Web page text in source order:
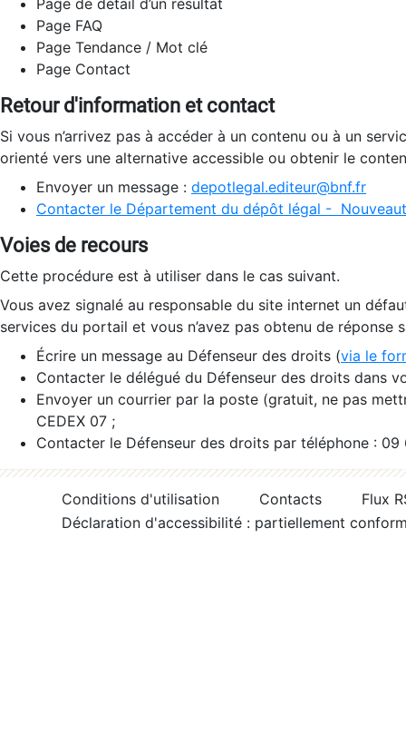
Page de détail d’un résultat
Page FAQ
Page Tendance / Mot clé
Page Contact
Retour d'information et contact
Si vous n’arrivez pas à accéder à un contenu ou à un
orienté vers une alternative accessible ou obtenir le
Envoyer un message : depotlegal.editeur@bnf.fr
Contacter le Département du dépôt légal -
Voies de recours
Cette procédure est à utiliser dans le cas suivant.
Vous avez signalé au responsable du site internet un
services du portail et vous n’avez pas obtenu de réponse
Écrire un message au Défenseur des droits (via le
Contacter le délégué du Défenseur des droits dans
Envoyer un courrier par la poste (gratuit, ne pas
CEDEX 07 ;
Contacter le Défenseur des droits par téléphone :
Conditions d'utilisation Contacts
Flux
Déclaration d'accessibilité : partiellement